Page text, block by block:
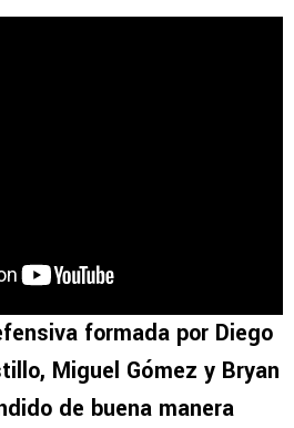
formada por Diego
Miguel Gómez y Bryan
de buena manera